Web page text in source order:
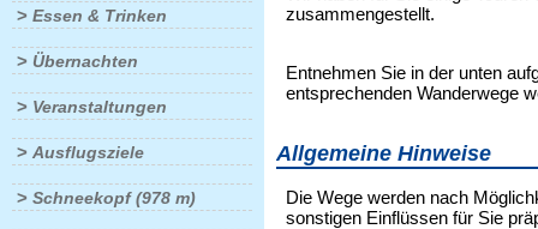
> Essen & Trinken
> Übernachten
> Veranstaltungen
> Ausflugsziele
> Schneekopf (978 m)
zusammengestellt.
Entnehmen Sie in der unten
entsprechenden Wanderwege
Allgemeine Hinweise
Die Wege werden nach
sonstigen Einflüssen für Sie